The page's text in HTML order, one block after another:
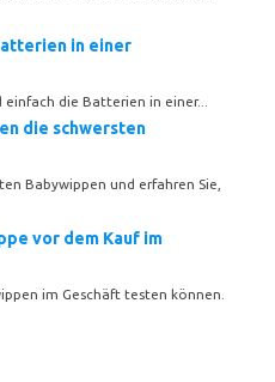
in einer
die Batterien in einer...
die schwersten
Babywippen und erfahren Sie,
vor dem Kauf im
im Geschäft testen können.